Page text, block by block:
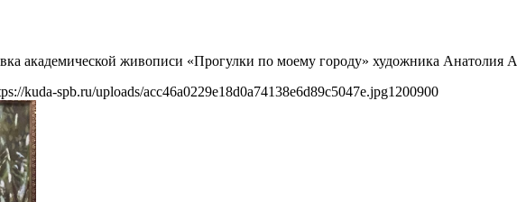
академической живописи «Прогулки по моему городу» художника Анатолия
kuda-spb.ru/uploads/acc46a0229e18d0a74138e6d89c5047e.jpg1200900